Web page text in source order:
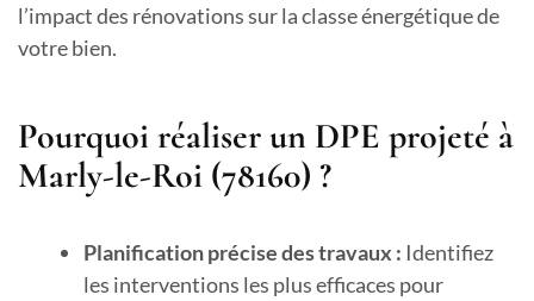
l’impact des rénovations sur la classe énergétique de
votre bien.
Pourquoi réaliser un DPE projeté à
Marly-le-Roi (78160) ?
Planification précise des travaux : Identifiez
les interventions les plus efficaces pour